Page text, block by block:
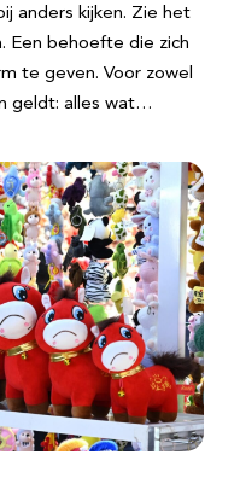
anders kijken. Zie het
Een behoefte die zich
te geven. Voor zowel
geldt: alles wat…